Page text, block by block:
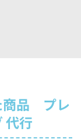
商品 プレ
代行